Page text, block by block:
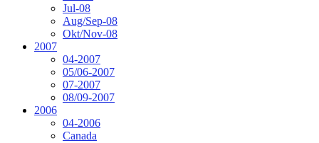
Jul-08
Aug/Sep-08
Okt/Nov-08
2007
04-2007
05/06-2007
07-2007
08/09-2007
2006
04-2006
Canada